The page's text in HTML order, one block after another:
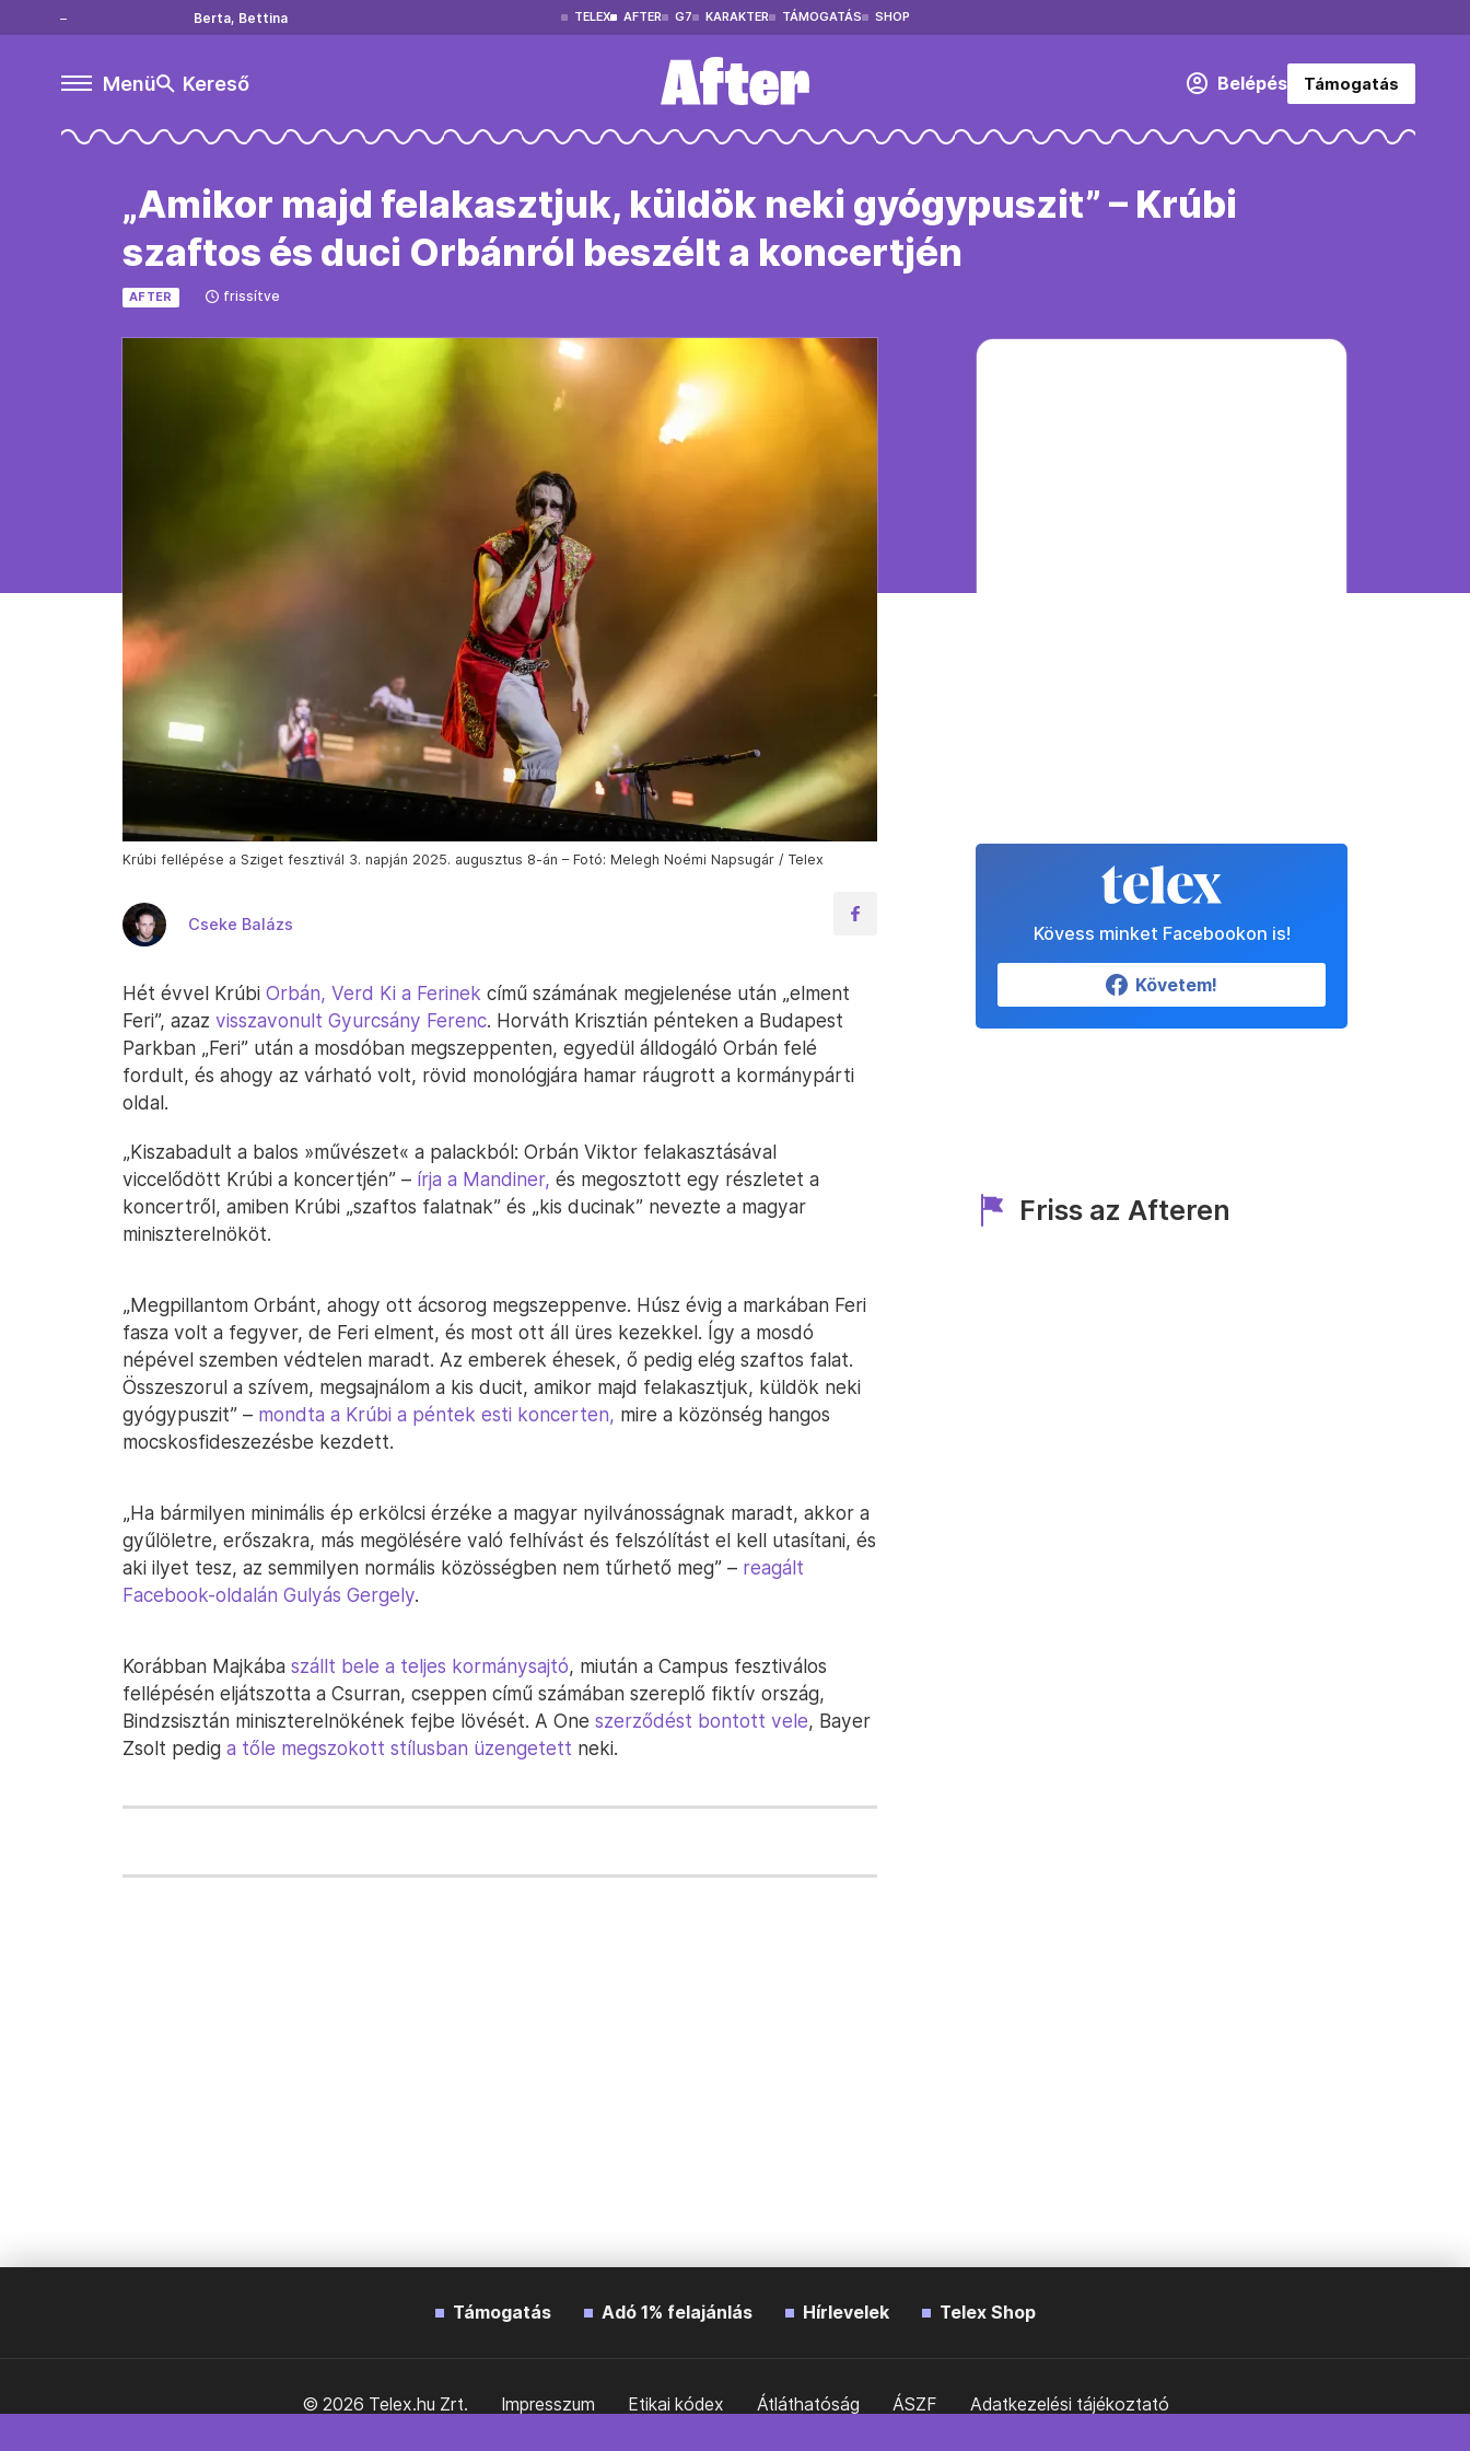
Berta, Bettina TELEX AFTER G7 KARAKTER TÁMOGATÁS SHOP
Menü Kereső Belépés Támogatás
„Amikor majd felakasztjuk, küldök neki gyógypuszit” – Krúbi
szaftos és duci Orbánról beszélt a koncertjén
AFTER frissítve
Krúbi fellépése a Sziget fesztivál 3. napján 2025. augusztus 8-án – Fotó: Melegh Noémi Napsugár / Telex
Cseke Balázs
Hét évvel Krúbi Orbán, Verd Ki a Ferinek című számának megjelenése után „elment
Feri”, azaz visszavonult Gyurcsány Ferenc. Horváth Krisztián pénteken a Budapest
Parkban „Feri” után a mosdóban megszeppenten, egyedül álldogáló Orbán felé
fordult, és ahogy az várható volt, rövid monológjára hamar ráugrott a kormánypárti
oldal.
„Kiszabadult a balos »művészet« a palackból: Orbán Viktor felakasztásával
viccelődött Krúbi a koncertjén” – írja a Mandiner, és megosztott egy részletet a
koncertről, amiben Krúbi „szaftos falatnak” és „kis ducinak” nevezte a magyar
miniszterelnököt.
„Megpillantom Orbánt, ahogy ott ácsorog megszeppenve. Húsz évig a markában Feri
fasza volt a fegyver, de Feri elment, és most ott áll üres kezekkel. Így a mosdó
népével szemben védtelen maradt. Az emberek éhesek, ő pedig elég szaftos falat.
Összeszorul a szívem, megsajnálom a kis ducit, amikor majd felakasztjuk, küldök neki
gyógypuszit” – mondta a Krúbi a péntek esti koncerten, mire a közönség hangos
mocskosfideszezésbe kezdett.
„Ha bármilyen minimális ép erkölcsi érzéke a magyar nyilvánosságnak maradt, akkor a
gyűlöletre, erőszakra, más megölésére való felhívást és felszólítást el kell utasítani, és
aki ilyet tesz, az semmilyen normális közösségben nem tűrhető meg” – reagált
Facebook-oldalán Gulyás Gergely.
Korábban Majkába szállt bele a teljes kormánysajtó, miután a Campus fesztiválos
fellépésén eljátszotta a Csurran, cseppen című számában szereplő fiktív ország,
Bindzsisztán miniszterelnökének fejbe lövését. A One szerződést bontott vele, Bayer
Zsolt pedig a tőle megszokott stílusban üzengetett neki.
Kövess minket Facebookon is!
Követem!
Friss az Afteren
Támogatás Adó 1% felajánlás Hírlevelek Telex Shop
© 2026 Telex.hu Zrt. Impresszum Etikai kódex Átláthatóság ÁSZF Adatkezelési tájékoztató